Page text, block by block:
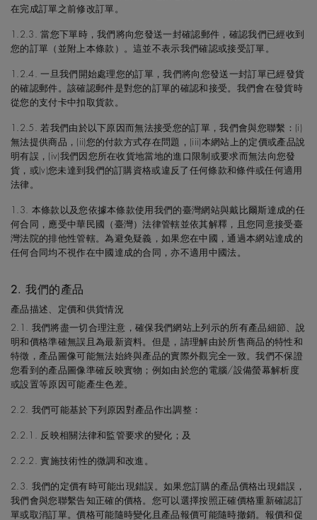
在完成訂單之前修改訂單。
1.2.3. 當您下單時，我們將向您發送一封確認郵件，確認我們已經收到
您的訂單（並附上本條款）。這並不表示我們確認或接受訂單。
1.2.4. 一旦我們開始處理您的訂單，我們將向您發送一封訂單已經發貨
的確認郵件。該確認郵件是對您的訂單的確認和接受。我們會在發貨時
從您的支付卡中扣取貨款。
1.2.5. 若我們由於以下原因而無法接受您的訂單，我們會與您聯繫：(i)
無法提供商品，(ii)您的付款方式存在問題，(iii)本網站上的定價或產品說
明有誤，(iv)我們因您所在收貨地當地的進口限制或要求而無法向您發
貨，或(v)您未達到我們的訂購資格或違反了任何條款和條件或任何適用
法律。
1.3. 本條款以及您依據本條款使用我們的臺灣網站與戴比爾斯達成的任
何合同，應受中華民國（臺灣）法律管轄並依其解釋，且您同意接受臺
灣法院的排他性管轄。為避免疑義，如果您在中國，通過本網站達成的
任何合同均不視作在中國達成的合同，亦不適用中國法。
2. 我們的產品
產品描述、定價和供貨情況
2.1. 我們將盡一切合理注意，確保我們網站上列示的所有產品細節、說
明和價格準確無誤且為最新資料。但是，請理解由於所售商品的特性和
特徵，產品圖像可能無法始終與產品的實際外觀完全一致。我們不保證
您看到的產品圖像準確反映實物；例如由於您的電腦/設備螢幕解析度
或設置等原因可能產生色差。
2.2. 我們可能基於下列原因對產品作出調整：
2.2.1. 反映相關法律和監管要求的變化；及
2.2.2. 實施技術性的微調和改進。
2.3. 我們的定價有時可能出現錯誤。如果您訂購的產品價格出現錯誤，
我們會與您聯繫告知正確的價格。您可以選擇按照正確價格重新確認訂
單或取消訂單。價格可能隨時變化且產品報價可能隨時撤銷。報價和促